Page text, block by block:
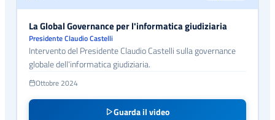
La Global Governance per l'informatica giudiziaria
Presidente Claudio Castelli
Intervento del Presidente Claudio Castelli sulla governance
globale dell'informatica giudiziaria.
Ottobre 2024
Guarda il video